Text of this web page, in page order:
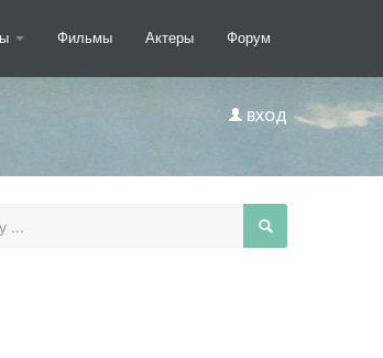
Фильмы Актеры Форум
ВХОД